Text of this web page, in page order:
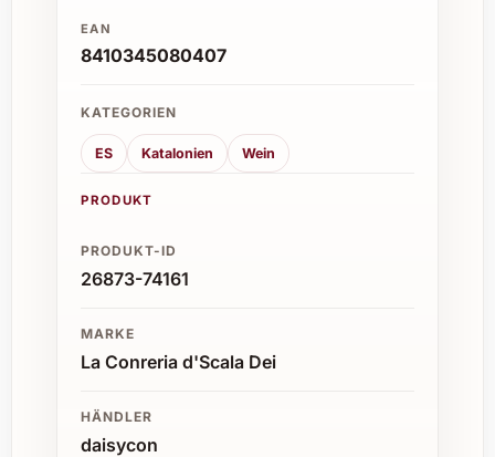
EAN
8410345080407
KATEGORIEN
ES Katalonien Wein
PRODUKT
PRODUKT-ID
26873-74161
MARKE
La Conreria d'Scala Dei
HÄNDLER
daisycon